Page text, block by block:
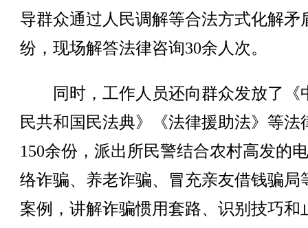
导群众通过人民调解等合法方式化解矛
纷，现场解答法律咨询30余人次。
同时，工作人员还向群众发放了《
民共和国民法典》《法律援助法》等法
150余份，派出所民警结合农村高发的
络诈骗、养老诈骗、冒充亲友借钱骗局
案例，讲解诈骗惯用套路、识别技巧和